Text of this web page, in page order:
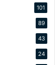
101
89
43
24